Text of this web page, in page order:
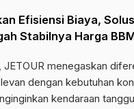
Efisiensi Biaya,
Stabilnya Harga
JETOUR menegaskan
dengan kebutuhan
kendaraan